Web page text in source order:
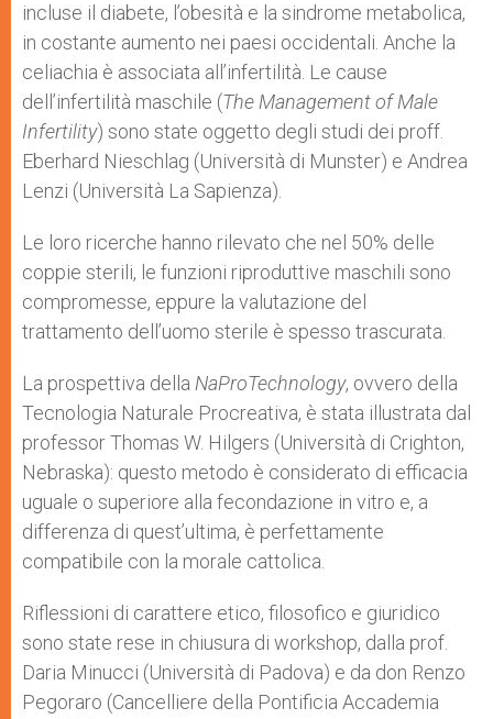
incluse il diabete, l’obesità e la sindrome metabolica,
in costante aumento nei paesi occidentali. Anche la
celiachia è associata all’infertilità. Le cause
dell’infertilità maschile (The Management of Male
Infertility) sono state oggetto degli studi dei proff.
Eberhard Nieschlag (Università di Munster) e Andrea
Lenzi (Università La Sapienza).
Le loro ricerche hanno rilevato che nel 50% delle
coppie sterili, le funzioni riproduttive maschili sono
compromesse, eppure la valutazione del
trattamento dell’uomo sterile è spesso trascurata.
La prospettiva della NaProTechnology, ovvero della
Tecnologia Naturale Procreativa, è stata illustrata dal
professor Thomas W. Hilgers (Università di Crighton,
Nebraska): questo metodo è considerato di efficacia
uguale o superiore alla fecondazione in vitro e, a
differenza di quest’ultima, è perfettamente
compatibile con la morale cattolica.
Riflessioni di carattere etico, filosofico e giuridico
sono state rese in chiusura di workshop, dalla prof.
Daria Minucci (Università di Padova) e da don Renzo
Pegoraro (Cancelliere della Pontificia Accademia